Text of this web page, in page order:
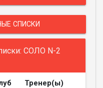
СПИСКИ
СОЛО N-2
Тренер(ы)